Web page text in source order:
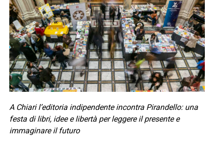
A Chiari l’editoria indipendente incontra Pirandello: una
festa di libri, idee e libertà per leggere il presente e
immaginare il futuro